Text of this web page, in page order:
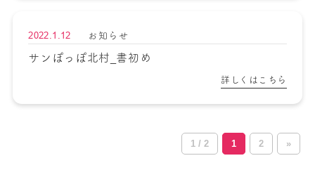
2022.1.12 お知らせ
サンぽっぽ北村_書初め
詳しくはこちら
1 / 2 1 2 »